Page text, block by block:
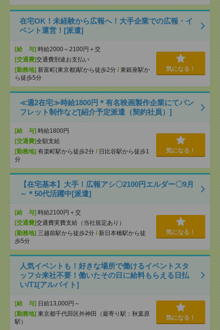
在宅OK！未経験から広報へ！大手企業での広報・イ
ベント運営！[派遣]
[給 与] 時給2000～2100円＋交
[交通費]交通費別途お支払い
[勤務地] 新富町(東京都)駅から徒歩2分 / 東銀座駅か
ら徒歩5分
気になる！
≪週2在宅≫時給1800円＊有名映画製作企業にてパン
フレット制作など[紹介予定派遣（契約社員）]
[給 与] 時給1800円
[交通費]全額支給
[勤務地] 有楽町駅から徒歩2分 / 日比谷駅から徒歩1
分
気になる！
【在宅基本】大手！広報アシ〇2100円エルダー〇9月
～＊50代活躍中[派遣]
[給 与] 時給2100円＋交
[交通費]交通費実費支給（当社規定あり）
[勤務地] 三越前駅から徒歩2分 / 新日本橋駅から徒
歩5分
気になる！
人気イベントも！好きな場所で働けるイベントスタ
ッフ☆来社不要！働いたその日に給料もらえる日払
い/T1[アルバイト]
[給 与] 日給13,000円～
[勤務地] 東京都千代田区外神田（最寄り駅：秋葉原
駅）
気になる！